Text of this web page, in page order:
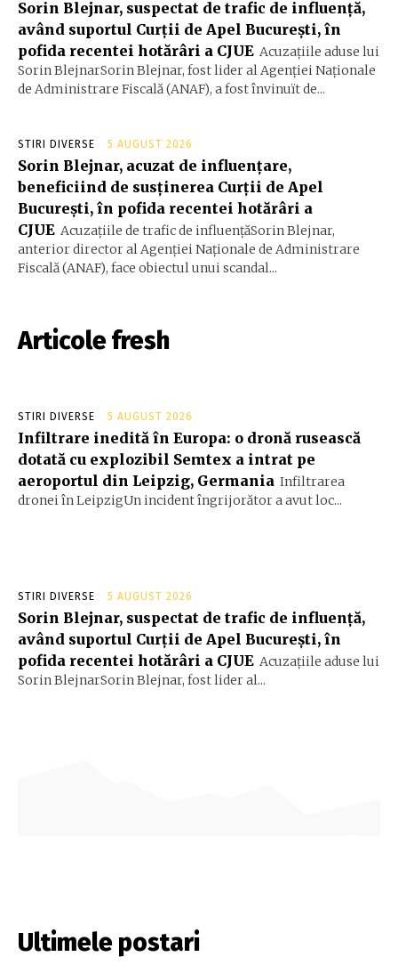
Sorin Blejnar, suspectat de trafic de influență,
având suportul Curții de Apel București, în
pofida recentei hotărâri a CJUE Acuzațiile aduse lui
Sorin BlejnarSorin Blejnar, fost lider al Agenției Naționale
de Administrare Fiscală (ANAF), a fost învinuït de...
STIRI DIVERSE 5 AUGUST 2026
Sorin Blejnar, acuzat de influențare,
beneficiind de susținerea Curții de Apel
București, în pofida recentei hotărâri a
CJUE Acuzațiile de trafic de influențăSorin Blejnar,
anterior director al Agenției Naționale de Administrare
Fiscală (ANAF), face obiectul unui scandal...
Articole fresh
STIRI DIVERSE 5 AUGUST 2026
Infiltrare inedită în Europa: o dronă rusească
dotată cu explozibil Semtex a intrat pe
aeroportul din Leipzig, Germania Infiltrarea
dronei în LeipzigUn incident îngrijorător a avut loc...
STIRI DIVERSE 5 AUGUST 2026
Sorin Blejnar, suspectat de trafic de influență,
având suportul Curții de Apel București, în
pofida recentei hotărâri a CJUE Acuzațiile aduse lui
Sorin BlejnarSorin Blejnar, fost lider al...
Ultimele postari